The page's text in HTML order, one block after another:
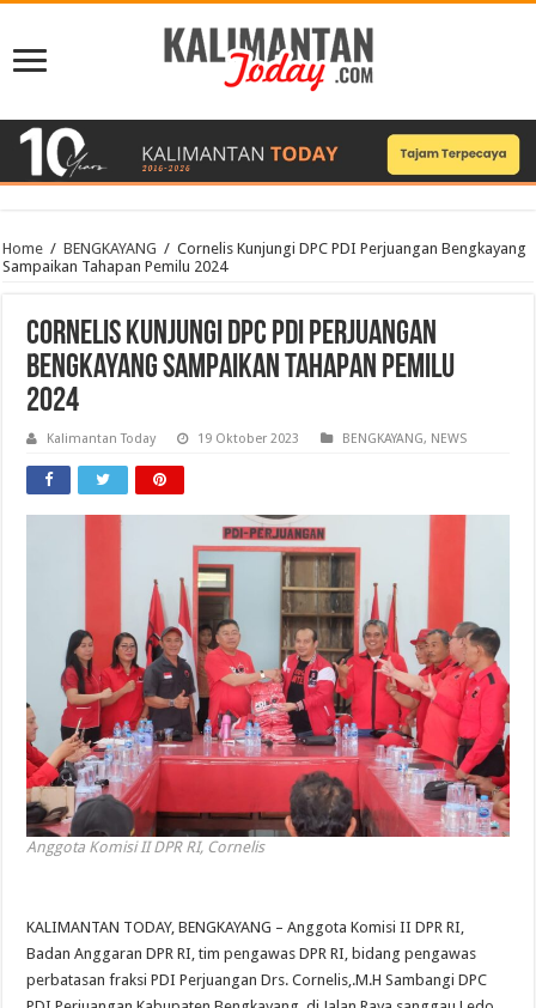
Home / BENGKAYANG / Cornelis Kunjungi DPC PDI Perjuangan Bengkayang
Sampaikan Tahapan Pemilu 2024
Cornelis Kunjungi DPC PDI Perjuangan
Bengkayang Sampaikan Tahapan Pemilu
2024
Kalimantan Today 19 Oktober 2023 BENGKAYANG, NEWS
Anggota Komisi II DPR RI, Cornelis
KALIMANTAN TODAY, BENGKAYANG – Anggota Komisi II DPR RI,
Badan Anggaran DPR RI, tim pengawas DPR RI, bidang pengawas
perbatasan fraksi PDI Perjuangan Drs. Cornelis,.M.H Sambangi DPC